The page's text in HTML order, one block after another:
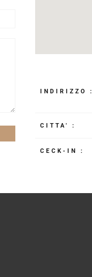
INDIRIZZO :
CITTA' :
CECK-IN :